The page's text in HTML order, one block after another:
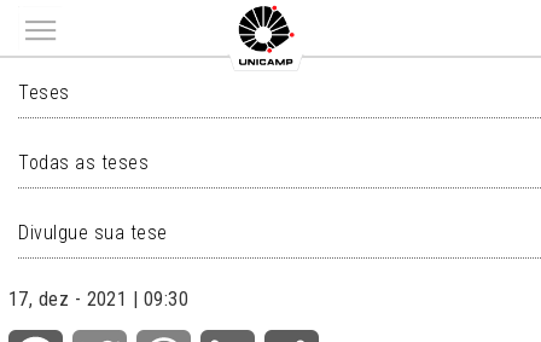
Main menu
TESES
Teses
Todas as teses
Divulgue sua tese
17, dez - 2021 | 09:30